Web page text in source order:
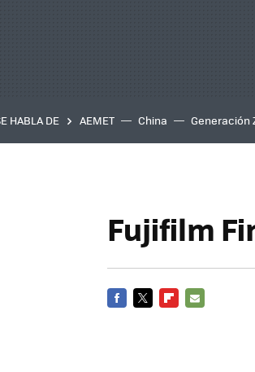
HABLA DE AEMET China Generación
Fujifilm